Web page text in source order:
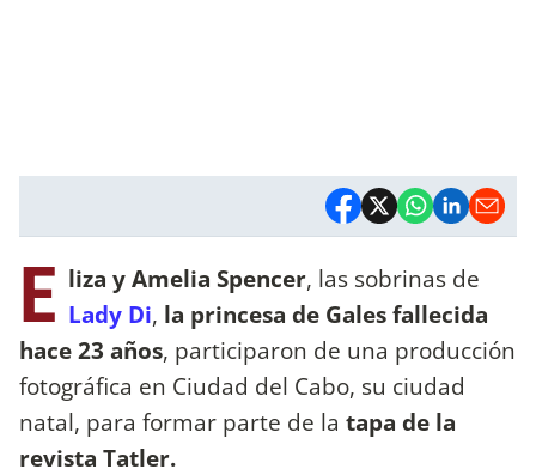
E liza y Amelia Spencer, las sobrinas de
Lady Di, la princesa de Gales fallecida
hace 23 años, participaron de una producción
fotográfica en Ciudad del Cabo, su ciudad
natal, para formar parte de la tapa de la
revista Tatler.